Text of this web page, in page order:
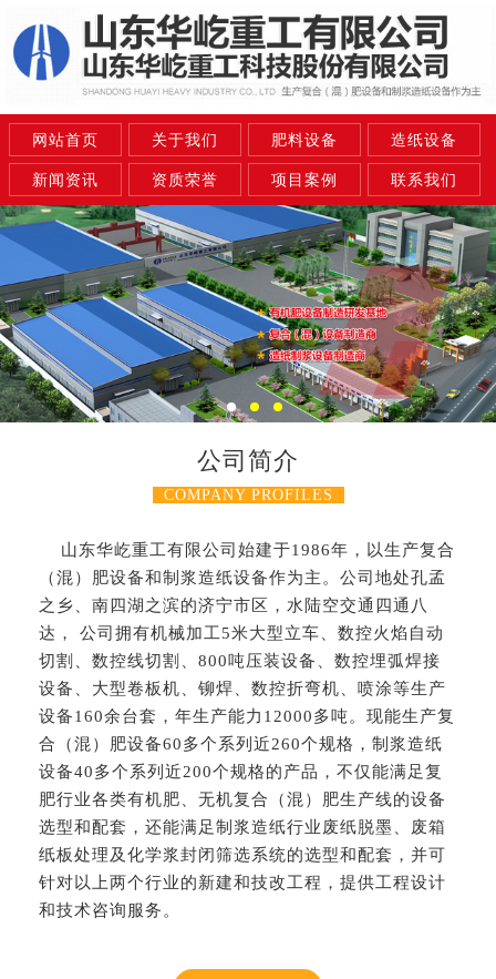
网站首页 关于我们 肥料设备 造纸设备
新闻资讯 资质荣誉 项目案例 联系我们
公司简介
COMPANY PROFILES
山东华屹重工有限公司始建于1986年，以生产复合
（混）肥设备和制浆造纸设备作为主。公司地处孔孟
之乡、南四湖之滨的济宁市区，水陆空交通四通八
达， 公司拥有机械加工5米大型立车、数控火焰自动
切割、数控线切割、800吨压装设备、数控埋弧焊接
设备、大型卷板机、铆焊、数控折弯机、喷涂等生产
设备160余台套，年生产能力12000多吨。现能生产复
合（混）肥设备60多个系列近260个规格，制浆造纸
设备40多个系列近200个规格的产品，不仅能满足复
肥行业各类有机肥、无机复合（混）肥生产线的设备
选型和配套，还能满足制浆造纸行业废纸脱墨、废箱
纸板处理及化学浆封闭筛选系统的选型和配套，并可
针对以上两个行业的新建和技改工程，提供工程设计
和技术咨询服务。